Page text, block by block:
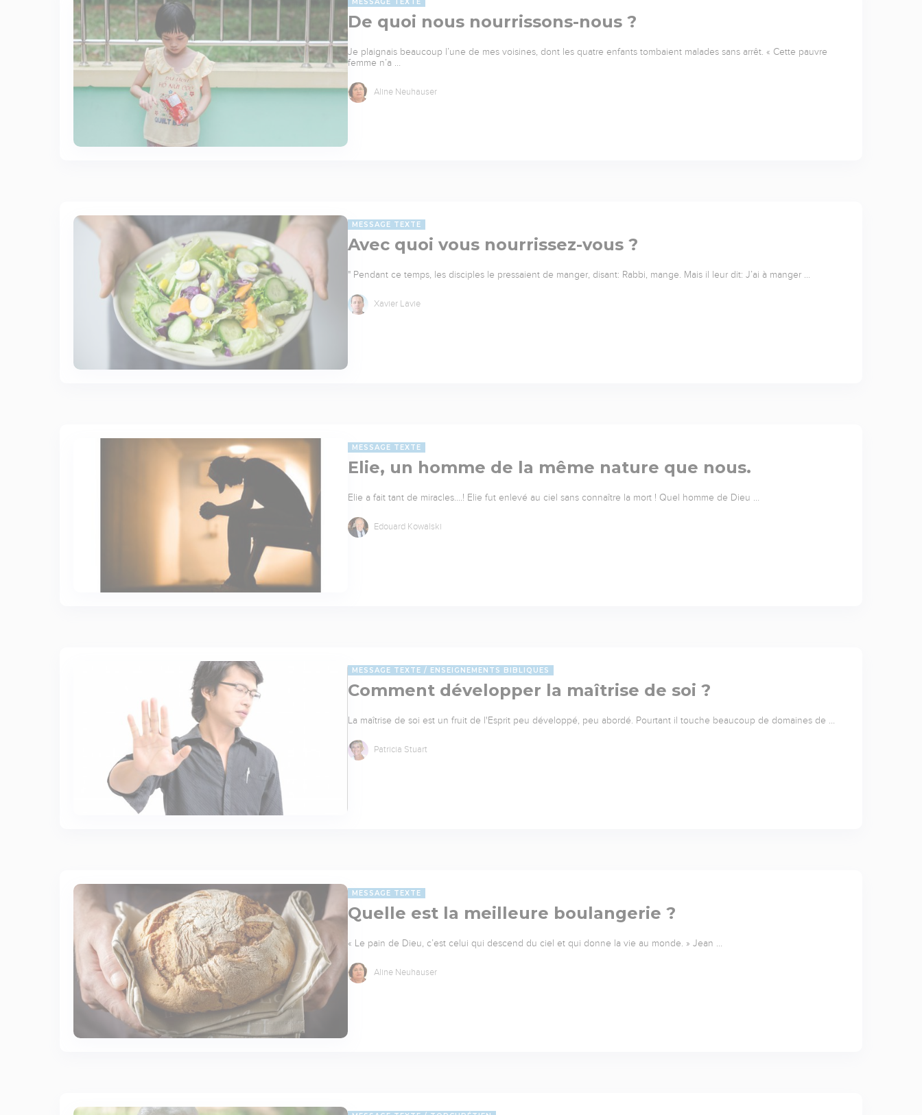
De quoi nous nourrissons-nous ?
Je plaignais beaucoup l’une de mes voisines, dont les quatre enfants tombaient malades sans arrêt. « Cette pauvre
femme n’a …
Aline Neuhauser
MESSAGE TEXTE
Avec quoi vous nourrissez-vous ?
" Pendant ce temps, les disciples le pressaient de manger, disant: Rabbi, mange. Mais il leur dit: J’ai à manger …
Xavier Lavie
MESSAGE TEXTE
Elie, un homme de la même nature que nous.
Elie a fait tant de miracles....! Elie fut enlevé au ciel sans connaître la mort ! Quel homme de Dieu …
Edouard Kowalski
MESSAGE TEXTE ENSEIGNEMENTS BIBLIQUES
Comment développer la maîtrise de soi ?
La maîtrise de soi est un fruit de l'Esprit peu développé, peu abordé. Pourtant il touche beaucoup de domaines de …
Patricia Stuart
MESSAGE TEXTE
Quelle est la meilleure boulangerie ?
« Le pain de Dieu, c’est celui qui descend du ciel et qui donne la vie au monde. » Jean …
Aline Neuhauser